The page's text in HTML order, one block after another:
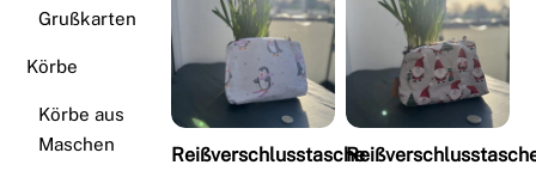
Reißverschlusstasche
Grußkarten
Körbe
Körbe aus
Maschen